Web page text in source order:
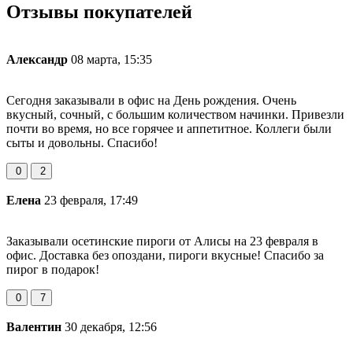
Отзывы покупателей
Александр 08 марта, 15:35
Сегодня заказывали в офис на День рождения. Очень
вкусный, сочный, с большим количеством начинки. Привезли
почти во время, но все горячее и аппетитное. Коллеги были
сыты и довольны. Спасибо!
0 2
Елена 23 февраля, 17:49
Заказывали осетинские пироги от Алисы на 23 февраля в
офис. Доставка без опоздани, пироги вкусные! Спасибо за
пирог в подарок!
0 7
Валентин 30 декабря, 12:56